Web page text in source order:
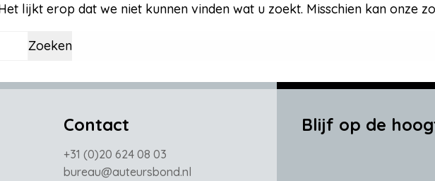
lijkt erop dat we niet kunnen vinden wat u zoekt. Misschien kan onze
Contact
+31 (0)20 624 08 03
bureau@auteursbond.nl
Blijf op de